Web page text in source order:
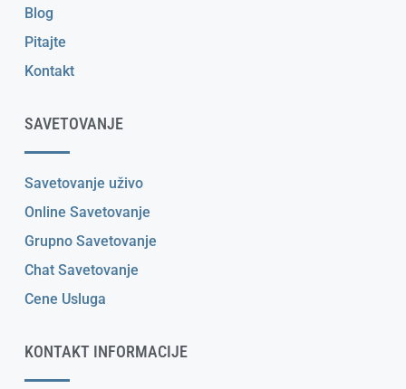
Blog
Pitajte
Kontakt
SAVETOVANJE
Savetovanje uživo
Online Savetovanje
Grupno Savetovanje
Chat Savetovanje
Cene Usluga
KONTAKT INFORMACIJE